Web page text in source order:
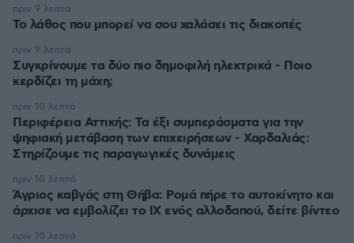
Το λάθος που μπορεί να σου χαλάσει τις διακοπές
πριν 9 λεπτά
Συγκρίνουμε τα δύο πιο δημοφιλή ηλεκτρικά - Ποιο
κερδίζει τη μάχη;
πριν 9 λεπτά
Περιφέρεια Αττικής: Τα έξι συμπεράσματα για την
ψηφιακή μετάβαση των επιχειρήσεων - Χαρδαλιάς:
Στηρίζουμε τις παραγωγικές δυνάμεις
πριν 10 λεπτά
Άγριος καβγάς στη Θήβα: Ρομά πήρε το αυτοκίνητο και
άρχισε να εμβολίζει το ΙΧ ενός αλλοδαπού, δείτε βίντεο
πριν 10 λεπτά
πριν 10 λεπτά